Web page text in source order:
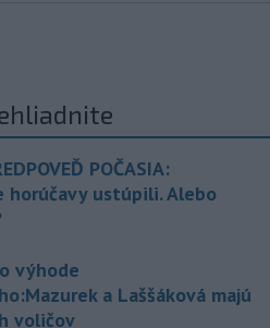
POČASIA:
horúčavy ustúpili. Alebo
výhode
a Laššáková majú
voličov